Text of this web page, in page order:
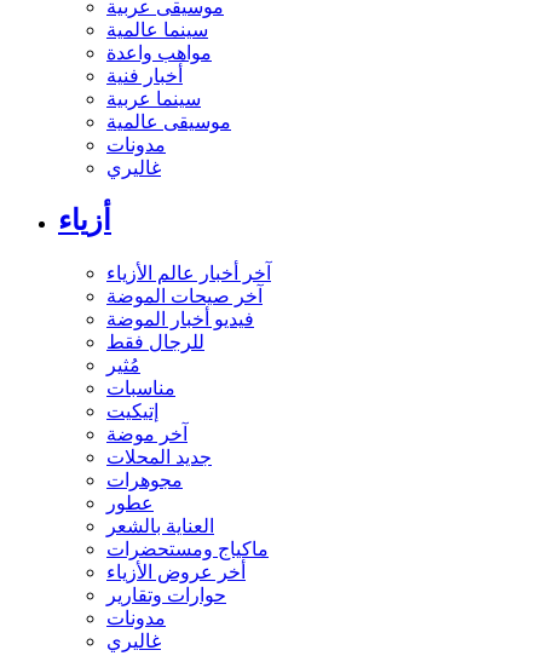
موسيقى عربية
سينما عالمية
مواهب واعدة
أخبار فنية
سينما عربية
موسيقى عالمية
مدونات
غاليري
أزياء
آخر أخبار عالم الأزياء
آخر صيحات الموضة
فيديو أخبار الموضة
للرجال فقط
مُثير
مناسبات
إتيكيت
آخر موضة
جديد المحلات
مجوهرات
عطور
العناية بالشعر
ماكياج ومستحضرات
أخر عروض الأزياء
حوارات وتقارير
مدونات
غاليري